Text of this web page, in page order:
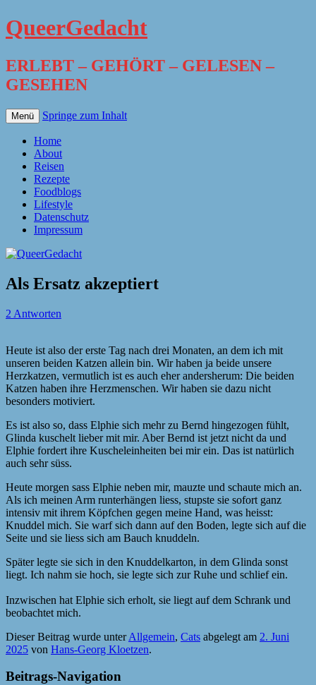
QueerGedacht
ERLEBT – GEHÖRT – GELESEN –
GESEHEN
Menü Springe zum Inhalt
Home
About
Reisen
Rezepte
Foodblogs
Lifestyle
Datenschutz
Impressum
Als Ersatz akzeptiert
2 Antworten
Heute ist also der erste Tag nach drei Monaten, an dem ich mit
unseren beiden Katzen allein bin. Wir haben ja beide unsere
Herzkatzen, vermutlich ist es auch eher andersherum: Die beiden
Katzen haben ihre Herzmenschen. Wir haben sie dazu nicht
besonders motiviert.
Es ist also so, dass Elphie sich mehr zu Bernd hingezogen fühlt,
Glinda kuschelt lieber mit mir. Aber Bernd ist jetzt nicht da und
Elphie fordert ihre Kuscheleinheiten bei mir ein. Das ist natürlich
auch sehr süss.
Heute morgen sass Elphie neben mir, mauzte und schaute mich an.
Als ich meinen Arm runterhängen liess, stupste sie sofort ganz
intensiv mit ihrem Köpfchen gegen meine Hand, was heisst:
Knuddel mich. Sie warf sich dann auf den Boden, legte sich auf die
Seite und sie liess sich am Bauch knuddeln.
Später legte sie sich in den Knuddelkarton, in dem Glinda sonst
liegt. Ich nahm sie hoch, sie legte sich zur Ruhe und schlief ein.
Inzwischen hat Elphie sich erholt, sie liegt auf dem Schrank und
beobachtet mich.
Dieser Beitrag wurde unterAllgemein, Cats abgelegt am 2. Juni
2025 von Hans-Georg Kloetzen.
Beitrags-Navigation